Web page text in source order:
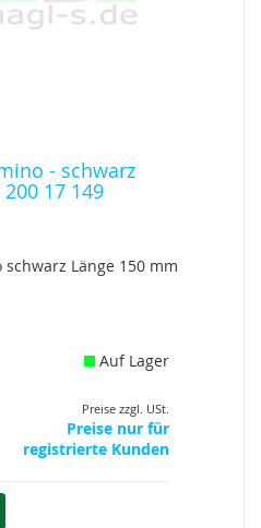
- schwarz
17 149
Länge 150 mm
Auf Lager
Preise zzgl. USt.
Preise nur für
registrierte Kunden